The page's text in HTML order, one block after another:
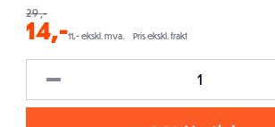
29,-
14,-11,- ekskl. mva. Pris ekskl. frakt